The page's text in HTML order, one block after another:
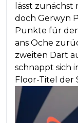
lässt
doch Gerwyn
Punkte für
ans Oche
zweiten Dart
schnappt sich
Floor-Titel der